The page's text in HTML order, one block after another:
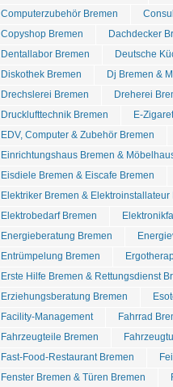
Computerzubehör Bremen
Copyshop Bremen
Dachdecker
Dentallabor Bremen
Deutsche
Diskothek Bremen
Dj Bremen &
Drechslerei Bremen
Dreherei
Drucklufttechnik Bremen
E-
EDV, Computer & Zubehör Bremen
Einrichtungshaus Bremen &
Eisdiele Bremen & Eiscafe Bremen
Elektriker Bremen & Elektroinstallateur
Elektrobedarf Bremen
Energieberatung Bremen
Entrümpelung Bremen
Erste Hilfe Bremen & Rettungsdienst
Erziehungsberatung Bremen
Facility-Management
Fahrrad
Fahrzeugteile Bremen
Fast-Food-Restaurant Bremen
Fenster Bremen & Türen Bremen